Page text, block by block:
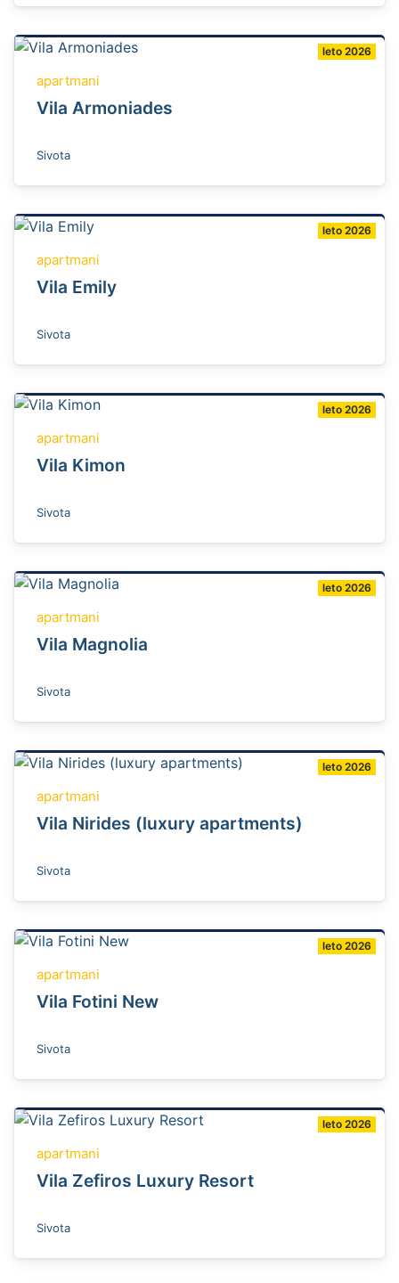
leto 2026
apartmani
Vila Armoniades
Sivota
leto 2026
apartmani
Vila Emily
Sivota
leto 2026
apartmani
Vila Kimon
Sivota
leto 2026
apartmani
Vila Magnolia
Sivota
leto 2026
apartmani
Vila Nirides (luxury apartments)
Sivota
leto 2026
apartmani
Vila Fotini New
Sivota
leto 2026
apartmani
Vila Zefiros Luxury Resort
Sivota